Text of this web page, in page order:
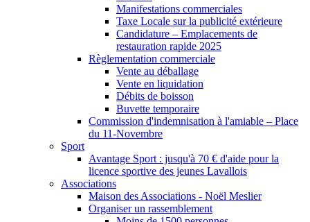
Manifestations commerciales
Taxe Locale sur la publicité extérieure
Candidature – Emplacements de
restauration rapide 2025
Règlementation commerciale
Vente au déballage
Vente en liquidation
Débits de boisson
Buvette temporaire
Commission d'indemnisation à l'amiable – Place
du 11-Novembre
Sport
Avantage Sport : jusqu'à 70 € d'aide pour la
licence sportive des jeunes Lavallois
Associations
Maison des Associations - Noël Meslier
Organiser un rassemblement